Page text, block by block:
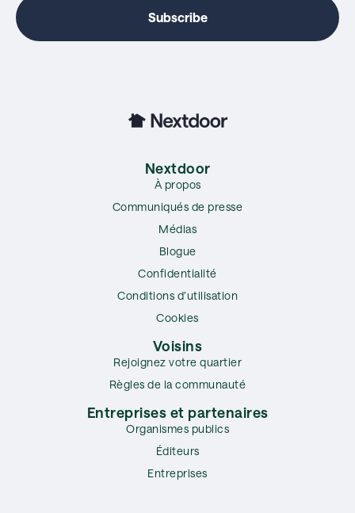
Nextdoor
À propos
Communiqués de presse
Médias
Blogue
Confidentialité
Conditions d’utilisation
Cookies
Voisins
Rejoignez votre quartier
Règles de la communauté
Entreprises et partenaires
Organismes publics
Éditeurs
Entreprises